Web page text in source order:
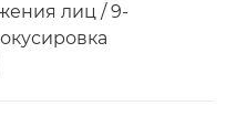
лиц / 9-